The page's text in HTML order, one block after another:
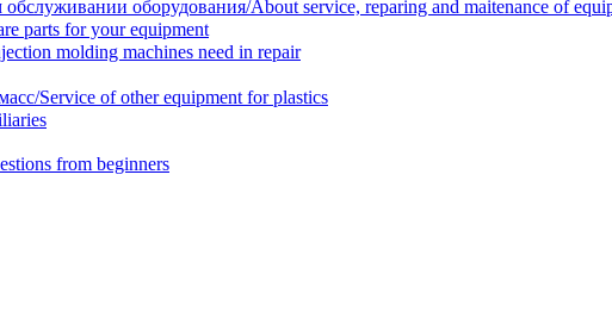
оборудования/About service, reparing and maitenance of
parts for your equipment
molding machines need in repair
Service of other equipment for plastics
from beginners